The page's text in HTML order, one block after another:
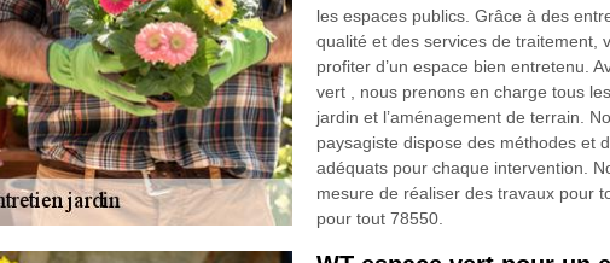
les espaces publics. Grâce à des
qualité et des services de traitement,
profiter d’un espace bien entretenu.
vert , nous prenons en charge tous
jardin et l’aménagement de terrain.
paysagiste dispose des méthodes et
adéquats pour chaque intervention.
mesure de réaliser des travaux pour
pour tout 78550.